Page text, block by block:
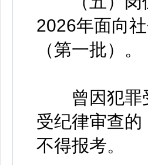
2026年面向
（第一批）。
曾因犯罪受
受纪律审查
不得报考。